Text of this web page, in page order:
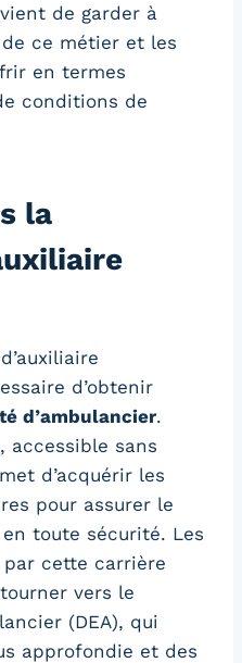
de garder à
ce métier et les
en termes
conditions de
la
d’obtenir
d’ambulancier.
accessible sans
d’acquérir les
pour assurer le
toute sécurité. Les
par cette carrière
vers le
(DEA), qui
approfondie et des